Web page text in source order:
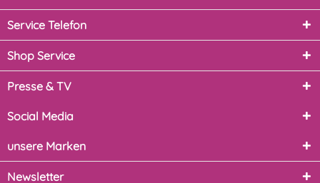
Service Telefon
Shop Service
Presse & TV
Social Media
unsere Marken
Newsletter